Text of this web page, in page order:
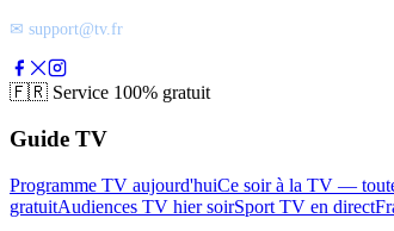
✉ support@tv.fr
🇫🇷 Service 100% gratuit
Guide TV
Programme TV aujourd'huiCe soir à la TV —
gratuitAudiences TV hier soirSport TV en direct